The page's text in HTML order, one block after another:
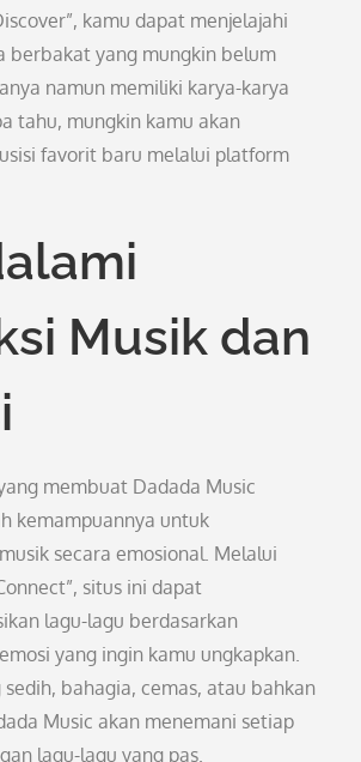
kamu dapat menjelajahi
berbakat yang mungkin belum
namun memiliki karya-karya
tahu, mungkin kamu akan
favorit baru melalui platform
Musik dan
membuat Dadada Music
kemampuannya untuk
secara emosional. Melalui
situs ini dapat
lagu-lagu berdasarkan
yang ingin kamu ungkapkan.
sedih, bahagia, cemas, atau bahkan
Music akan menemani setiap
lagu-lagu yang pas.